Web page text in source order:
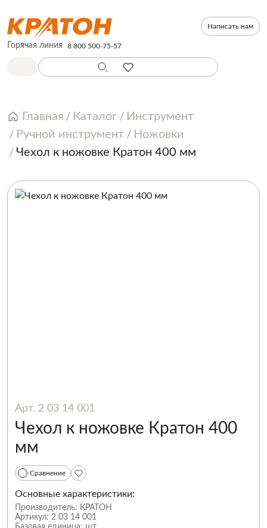
Написать нам
Горячая линия 8 800 500-75-57
Главная Каталог
Инструмент
Ручной инструмент
Ножовки
Чехол к ножовке Кратон 400 мм
Арт. 2 03 14 001
Чехол к ножовке Кратон 400
мм
Сравнение
Основные характеристики:
Производитель: КРАТОН
Артикул: 2 03 14 001